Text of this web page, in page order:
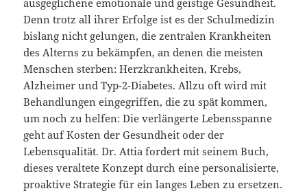
ausgeglichene emotionale und geistige Gesundheit.
Denn trotz all ihrer Erfolge ist es der Schulmedizin
bislang nicht gelungen, die zentralen Krankheiten
des Alterns zu bekämpfen, an denen die meisten
Menschen sterben: Herzkrankheiten, Krebs,
Alzheimer und Typ-2-Diabetes. Allzu oft wird mit
Behandlungen eingegriffen, die zu spät kommen,
um noch zu helfen: Die verlängerte Lebensspanne
geht auf Kosten der Gesundheit oder der
Lebensqualität. Dr. Attia fordert mit seinem Buch,
dieses veraltete Konzept durch eine personalisierte,
proaktive Strategie für ein langes Leben zu ersetzen.